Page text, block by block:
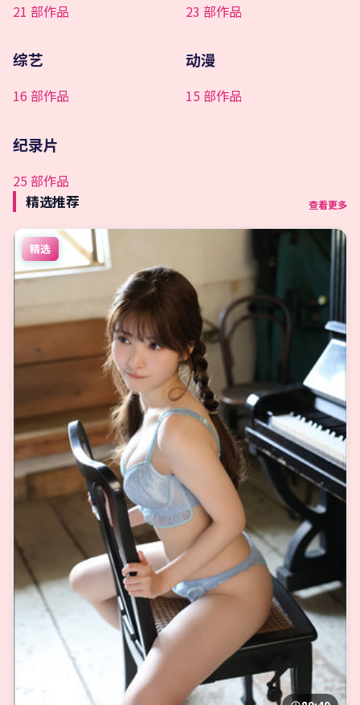
21 部作品 23 部作品
综艺
16 部作品
动漫
15 部作品
纪录片
25 部作品
精选推荐
查看更多
精选